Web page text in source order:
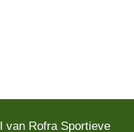
van Rofra Sportieve